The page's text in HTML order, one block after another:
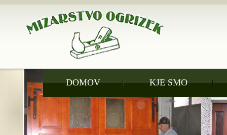
DOMOV KJE SMO